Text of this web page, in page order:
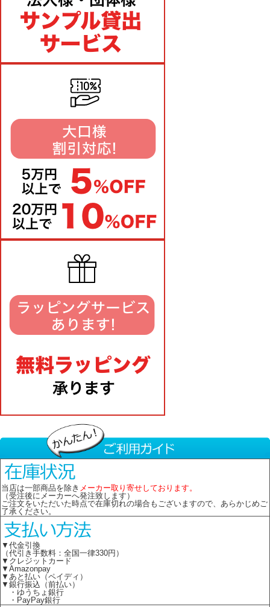
当店は一部商品を除き メーカー取り寄せしております。
（受注後にメーカーへ発注致します）
ご注文をいただいた時点で在庫切れの場合もございますので、あらかじめご
了承ください。
▼代金引換
（代引き手数料：全国一律330円）
▼クレジットカード
▼Amazonpay
▼あと払い（ペイディ）
▼銀行振込（前払い）
・ゆうちょ銀行
・PayPay銀行